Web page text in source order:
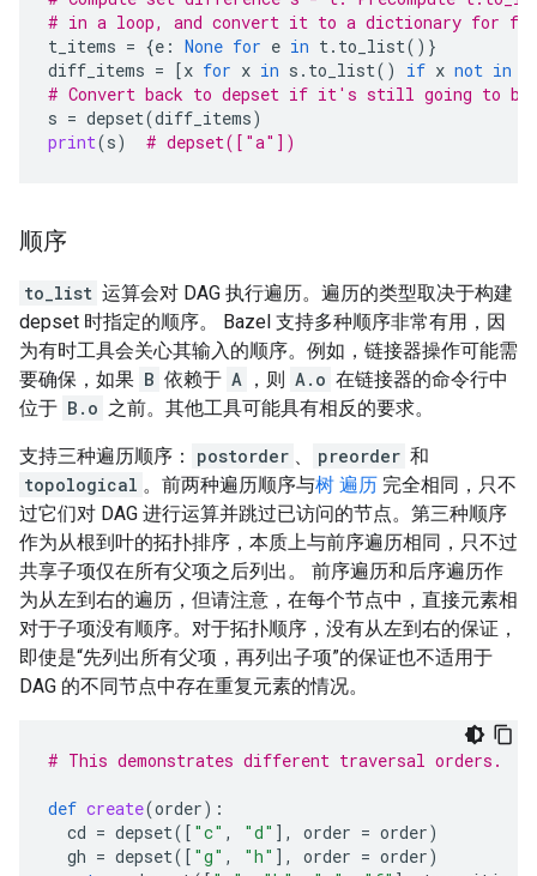
# in a loop, and convert it to a dictionary for
t_items = {e : None for e in t. to_list()}
diff_items = [x for x in s . to_list() if x not in
# Convert back to depset if it's still going to be
s = depset(diff_items)
print(s) # depset(["a"])
顺序
to_list 运算会对 DAG 执行遍历。遍历的类型取决于构建
depset 时指定的顺序。 Bazel 支持多种顺序非常有用，因
为有时工具会关心其输入的顺序。例如，链接器操作可能需
要确保，如果 B 依赖于 A ，则 A.o 在链接器的命令行中
位于 B.o 之前。其他工具可能具有相反的要求。
支持三种遍历顺序： postorder 、 preorder 和
topological 。前两种遍历顺序与树 遍历 完全相同，只不
过它们对 DAG 进行运算并跳过已访问的节点。第三种顺序
作为从根到叶的拓扑排序，本质上与前序遍历相同，只不过
共享子项仅在所有父项之后列出。 前序遍历和后序遍历作
为从左到右的遍历，但请注意，在每个节点中，直接元素相
对于子项没有顺序。对于拓扑顺序，没有从左到右的保证，
即使是“先列出所有父项，再列出子项”的保证也不适用于
DAG 的不同节点中存在重复元素的情况。
# This demonstrates different traversal orders.
def create(order):
cd = depset([ "c" , "d" ], order = order)
gh = depset([ "g" , "h" ], order = order)